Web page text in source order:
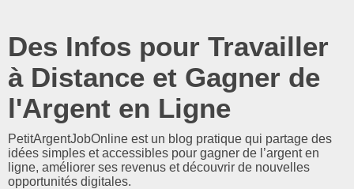
Des Infos pour Travailler
à Distance et Gagner de
l'Argent en Ligne
PetitArgentJobOnline est un blog pratique qui partage des
idées simples et accessibles pour gagner de l’argent en
ligne, améliorer ses revenus et découvrir de nouvelles
opportunités digitales.